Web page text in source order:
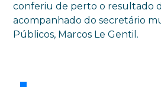
conferiu de perto o resultado
acompanhado do secretário
Públicos, Marcos Le Gentil.